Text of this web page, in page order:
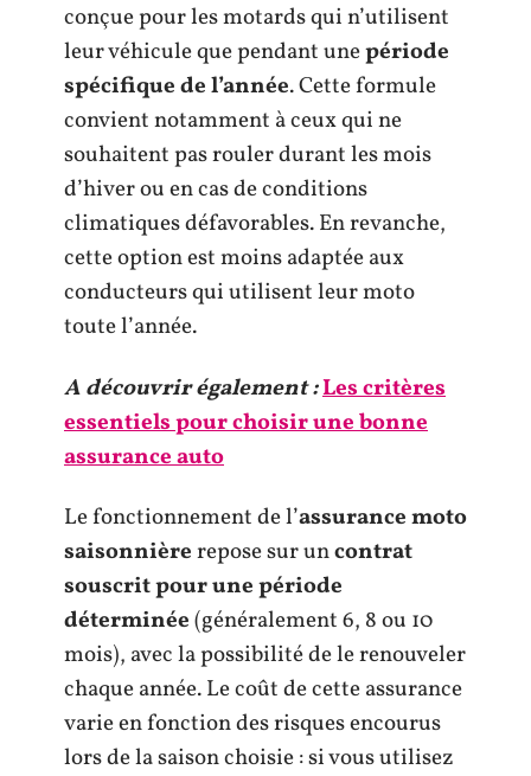
conçue pour les motards qui n’utilisent
leur véhicule que pendant unepériode
spécifique de l’année. Cette formule
convient notamment à ceux qui ne
souhaitent pas rouler durant les mois
d’hiver ou en cas de conditions
climatiques défavorables. En revanche,
cette option est moins adaptée aux
conducteurs qui utilisent leur moto
toute l’année.
A découvrir également :Les critères
essentiels pour choisir une bonne
assurance auto
Le fonctionnement de l’assurance moto
saisonnièrerepose sur uncontrat
souscrit pour une période
déterminée(généralement 6, 8 ou 10
mois), avec la possibilité de le renouveler
chaque année. Le coût de cette assurance
varie en fonction des risques encourus
lors de la saison choisie : si vous utilisez